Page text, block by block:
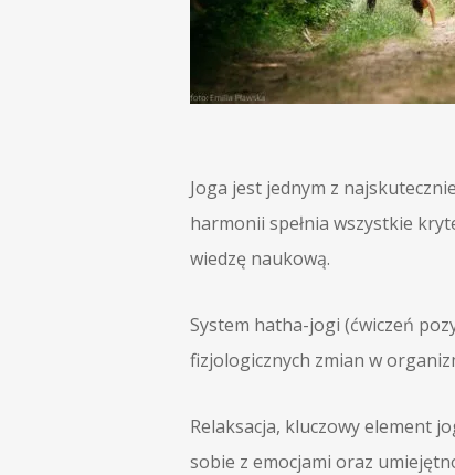
Joga jest jednym z
harmonii spełnia wszystkie
wiedzę naukową.
System hatha-jogi (ćwiczeń
fizjologicznych zmian w
Relaksacja, kluczowy element
sobie z emocjami oraz